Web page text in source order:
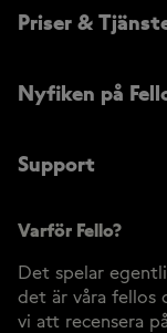
Priser &
Nyfiken på
Support
Varför Fello?
Det spelar
det är våra fellos
vi att recensera